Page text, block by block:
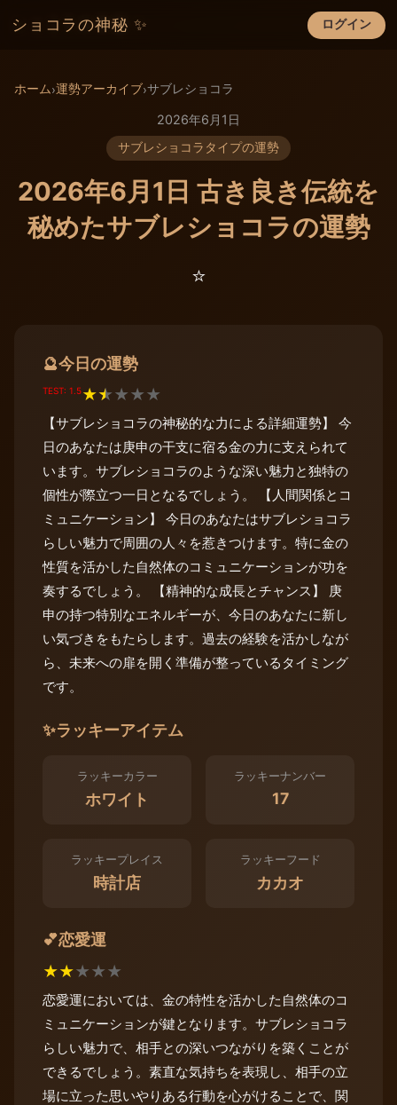
ショコラの神秘 ✨ ログイン
×
ホーム›運勢アーカイブ›サブレショコラ
2026年6月1日
サブレショコラタイプの運勢
2026年6月1日 古き良き伝統を
秘めたサブレショコラの運勢
⭐️
🔮今日の運勢
TEST: 1.5★★★★★
【サブレショコラの神秘的な力による詳細運勢】 今
日のあなたは庚申の干支に宿る金の力に支えられて
います。サブレショコラのような深い魅力と独特の
個性が際立つ一日となるでしょう。 【人間関係とコ
ミュニケーション】 今日のあなたはサブレショコラ
らしい魅力で周囲の人々を惹きつけます。特に金の
性質を活かした自然体のコミュニケーションが功を
奏するでしょう。 【精神的な成長とチャンス】 庚
申の持つ特別なエネルギーが、今日のあなたに新し
い気づきをもたらします。過去の経験を活かしなが
ら、未来への扉を開く準備が整っているタイミング
です。
✨ラッキーアイテム
ラッキーカラー
ホワイト
ラッキーナンバー
17
ラッキープレイス
時計店
ラッキーフード
カカオ
💕恋愛運
★★★★★
恋愛運においては、金の特性を活かした自然体のコ
ミュニケーションが鍵となります。サブレショコラ
らしい魅力で、相手との深いつながりを築くことが
できるでしょう。素直な気持ちを表現し、相手の立
場に立った思いやりある行動を心がけることで、関